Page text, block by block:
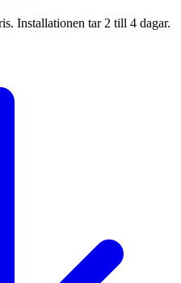
Installationen tar 2 till 4 dagar.